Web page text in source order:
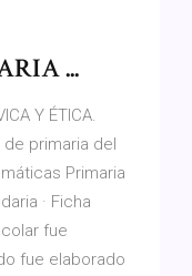
...
Y ÉTICA.
de primaria del
Primaria
· Ficha
fue
fue elaborado